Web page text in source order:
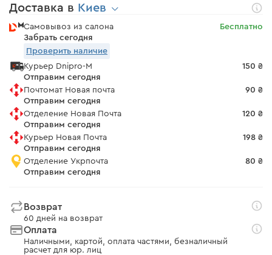
Доставка в Киев
Самовывоз из салона
Забрать сегодня
Бесплатно
Проверить наличие
Курьер Dnipro-M
Отправим сегодня
150 ₴
Почтомат Новая почта
Отправим сегодня
90 ₴
Отделение Новая Почта
Отправим сегодня
120 ₴
Курьер Новая Почта
Отправим сегодня
198 ₴
Отделение Укрпочта
Отправим сегодня
80 ₴
Возврат
60 дней на возврат
Оплата
Наличными, картой, оплата частями, безналичный
расчет для юр. лиц